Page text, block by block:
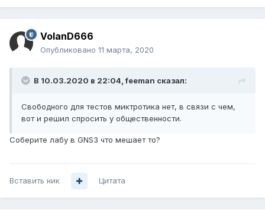
VolanD666
Опубликовано 11 марта, 2020
В 10.03.2020 в 22:04,feeman сказал:
Свободного для тестов миктротика нет, в связи с чем,
вот и решил спросить у общественности.
Соберите лабу в GNS3 что мешает то?
Вставить ник Цитата